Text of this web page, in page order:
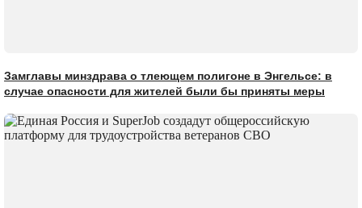
Замглавы минздрава о тлеющем полигоне в Энгельсе: в
случае опасности для жителей были бы приняты меры